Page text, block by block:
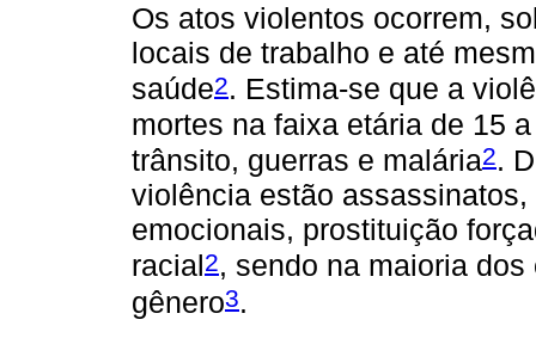
Os atos violentos ocorrem,
locais de trabalho e até
saúde2. Estima-se que a
mortes na faixa etária de 15
trânsito, guerras e malária2.
violência estão
emocionais, prostituição
racial2, sendo na maioria
gênero3.